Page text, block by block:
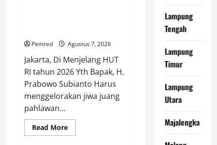
Pemred Agustus 7, 2026
Jakarta, Di Menjelang HUT
RI tahun 2026 Yth Bapak, H.
Prabowo Subianto Harus
menggelorakan jiwa juang
pahlawan...
Read MoreRead
more
Lampung
Tengah
Lampung
Timur
Lampung
Utara
Majalengka